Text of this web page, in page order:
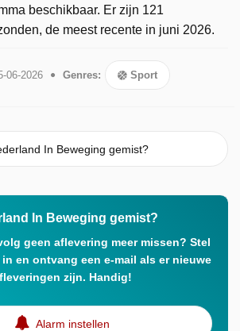
beschikbaar. Er zijn 121
de meest recente in juni 2026.
06-2026 Genres: Sport
In Beweging gemist?
In Beweging gemist?
geen aflevering meer missen? Stel
en ontvang een e-mail als er nieuwe
zijn. Handig!
Alarm instellen